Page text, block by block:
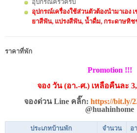
อุปกรณ์ครัวครบ
อุปกรณ์เครื่องใช้ส่วนตัวต้องนำมาเอง
ยาสีฟัน, แปรงสีฟัน, น้ำดื่ม, กระดาษทิช
ราคาที่พัก
Promotion !!!
จอง วัน (อา.-ศ.) เหลือคืนละ
จองด่วน Line คลิ๊ก: https://bit.ly/
@huahinhome
ประเภทบ้านพัก
จำนวน
อ